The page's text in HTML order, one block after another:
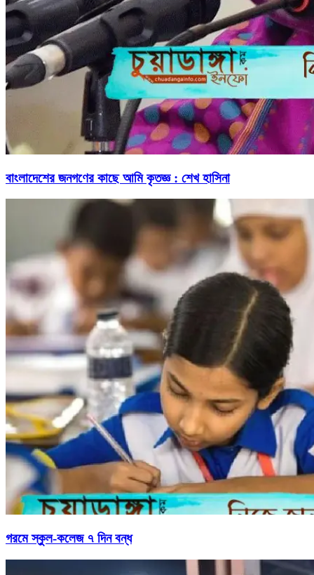
বাংলাদেশের জনগণের কাছে আমি কৃতজ্ঞ : শেখ হাসিনা
গরমে স্কুল-কলেজ ৭ দিন বন্ধ